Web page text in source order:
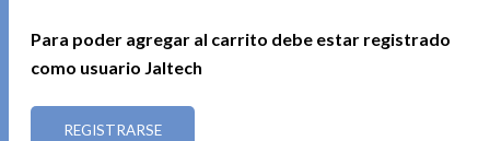
Para poder agregar al carrito debe estar registrado
como usuario Jaltech
REGISTRARSE